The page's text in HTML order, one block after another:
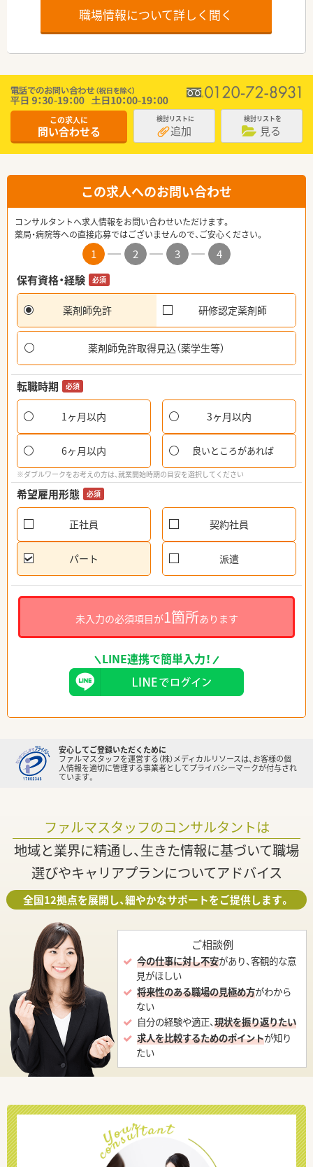
職場情報について詳しく聞く
この求人に
問い合わせる
検討リストに
追加
検討リストを
見る
この求人へのお問い合わせ
コンサルタントへ求人情報をお問い合わせいただけます。
薬局・病院等への直接応募ではございませんので、ご安心ください。
1 2 3
4
保有資格・経験
必須
薬剤師免許 研修認定薬剤師
薬剤師免許取得見込（薬学生等）
転職時期 必須
1ヶ月以内 3ヶ月以内
6ヶ月以内 良いところがあれば
※ダブルワークをお考えの方は、就業開始時期の目安を選択してください
希望雇用形態 必須
正社員 契約社員
パート 派遣
未入力の必須項目が1箇所あります
LINE連携で簡単入力！
安心してご登録いただくために
ファルマスタッフを運営する（株）メディカルリソースは、お客様の個
人情報を適切に管理する事業者としてプライバシーマークが付与され
ています。
ファルマスタッフのコンサルタントは
地域と業界に精通し、生きた情報に基づいて職場
選びやキャリアプランについてアドバイス
全国12拠点を展開し、細やかなサポートをご提供します。
ご相談例
今の仕事に対し不安があり、客観的な意
見がほしい
将来性のある職場の見極め方がわから
ない
自分の経験や適正、現状を振り返りたい
求人を比較するためのポイントが知り
たい